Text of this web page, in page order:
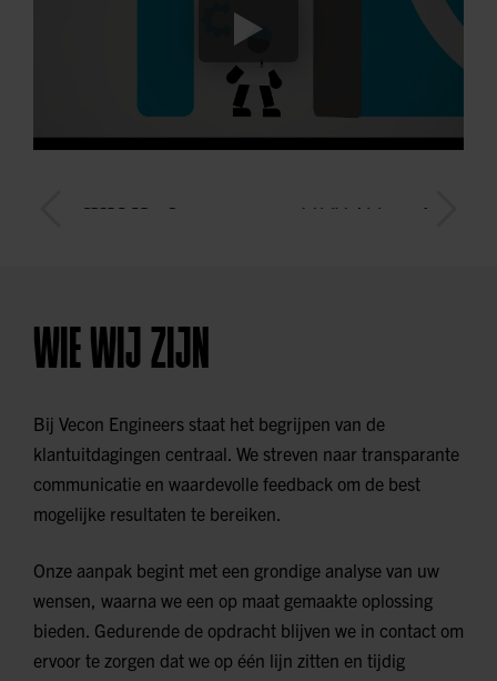
WIE WIJ ZIJN
Bij Vecon Engineers staat het begrijpen van de
klantuitdagingen centraal. We streven naar transparante
communicatie en waardevolle feedback om de best
mogelijke resultaten te bereiken.
Onze aanpak begint met een grondige analyse van uw
wensen, waarna we een op maat gemaakte oplossing
bieden. Gedurende de opdracht blijven we in contact om
ervoor te zorgen dat we op één lijn zitten en tijdig